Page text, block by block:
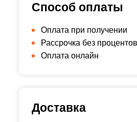
Способ оплаты
Оплата при получении
Рассрочка без процентов
Оплата онлайн
Доставка